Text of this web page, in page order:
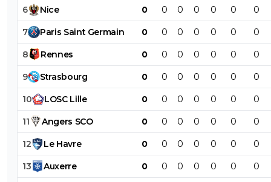
6 Nice 0 0 0 0 0 0 0
7 Paris Saint Germain 0 0 0 0 0 0 0
8 Rennes 0 0 0 0 0 0 0
9 Strasbourg 0 0 0 0 0 0 0
10 LOSC Lille 0 0 0 0 0 0 0
11 Angers SCO 0 0 0 0 0 0 0
12 Le Havre 0 0 0 0 0 0 0
13 Auxerre 0 0 0 0 0 0 0